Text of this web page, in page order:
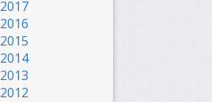
2017
2016
2015
2014
2013
2012